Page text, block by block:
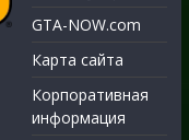
GTA-NOW.com
Карта сайта
Корпоративная
информация